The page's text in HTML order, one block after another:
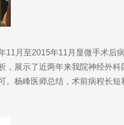
月至2015年11月显微手术后
，展示了近两年来我院神经外科
。杨峰医师总结，术前病程长短